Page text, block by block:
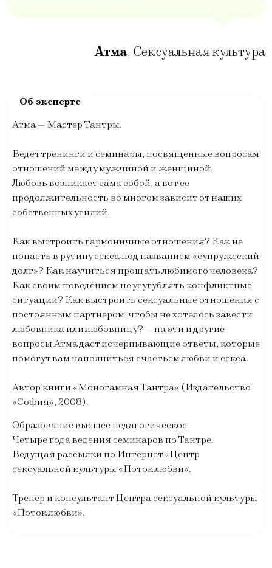
Атма, Сексуальная культура
Атма — Мастер Тантры.
Ведет тренинги и семинары, посвященные вопросам
отношений между мужчиной и женщиной.
Любовь возникает сама собой, а вот ее
продолжительность во многом зависит от наших
собственных усилий.
Как выстроить гармоничные отношения? Как не
попасть в рутину секса под названием «супружеский
долг»? Как научиться прощать любимого человека?
Как своим поведением не усугублять конфликтные
ситуации? Как выстроить сексуальные отношения с
постоянным партнером, чтобы не хотелось завести
любовника или любовницу? — на эти и другие
вопросы Атма даст исчерпывающие ответы, которые
помогут вам наполниться счастьем любви и секса.
Автор книги «Моногамная Тантра» (Издательство
«София», 2008).
Образование высшее педагогическое.
Четыре года ведения семинаров по Тантре.
Ведущая рассылки по Интернет «Центр
сексуальной культуры «Поток любви».
Тренер и консультант Центра сексуальной культуры
«Поток любви».